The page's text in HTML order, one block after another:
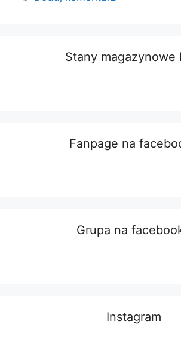
Stany magazynowe
Fanpage na
Grupa na
Instagram